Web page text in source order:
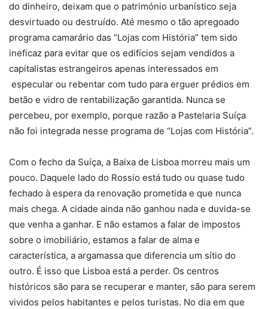
do dinheiro, deixam que o património urbanístico seja
desvirtuado ou destruído. Até mesmo o tão apregoado
programa camarário das “Lojas com História” tem sido
ineficaz para evitar que os edifícios sejam vendidos a
capitalistas estrangeiros apenas interessados em
especular ou rebentar com tudo para erguer prédios em
betão e vidro de rentabilização garantida. Nunca se
percebeu, por exemplo, porque razão a Pastelaria Suíça
não foi integrada nesse programa de “Lojas com História”.
Com o fecho da Suíça, a Baixa de Lisboa morreu mais um
pouco. Daquele lado do Rossio está tudo ou quase tudo
fechado à espera da renovação prometida e que nunca
mais chega. A cidade ainda não ganhou nada e duvida-se
que venha a ganhar. E não estamos a falar de impostos
sobre o imobiliário, estamos a falar de alma e
característica, a argamassa que diferencia um sítio do
outro. É isso que Lisboa está a perder. Os centros
históricos são para se recuperar e manter, são para serem
vividos pelos habitantes e pelos turistas. No dia em que